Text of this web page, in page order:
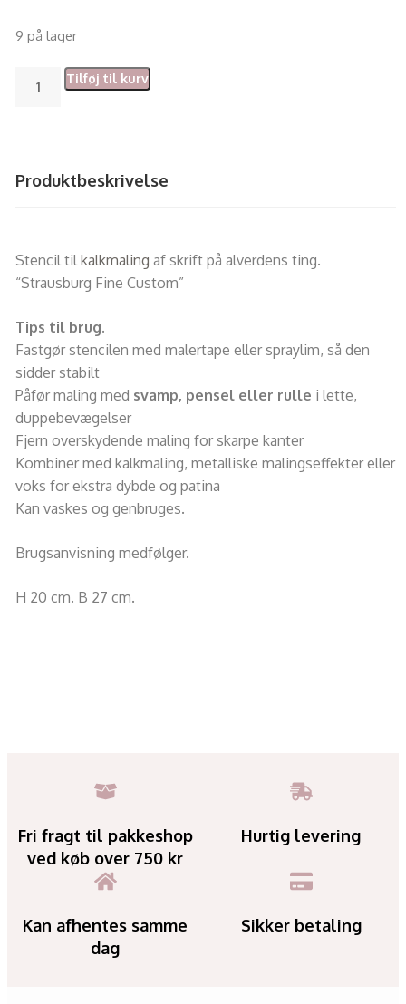
9 på lager
Tilføj til kurv
Produktbeskrivelse
Stencil til kalkmaling af skrift på alverdens ting.
“Strausburg Fine Custom”
Tips til brug.
Fastgør stencilen med malertape eller spraylim, så den
sidder stabilt
Påfør maling med svamp, pensel eller rulle i lette,
duppebevægelser
Fjern overskydende maling for skarpe kanter
Kombiner med kalkmaling, metalliske malingseffekter eller
voks for ekstra dybde og patina
Kan vaskes og genbruges.
Brugsanvisning medfølger.
H 20 cm. B 27 cm.
Fri fragt til pakkeshop
ved køb over 750 kr
Hurtig levering
Kan afhentes samme
dag
Sikker betaling